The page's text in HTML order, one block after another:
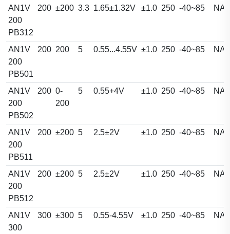
AN1V
200
PB312
200 ±200 3.3 1.65±1.32V ±1.0 250 -40~85 NA
AN1V
200
PB501
200 200 5 0.55...4.55V ±1.0 250 -40~85 NA
AN1V
200
PB502
200 0-
200
5 0.55+4V ±1.0 250 -40~85 NA
AN1V
200
PB511
200 ±200 5 2.5±2V ±1.0 250 -40~85 NA
AN1V
200
PB512
200 ±200 5 2.5±2V ±1.0 250 -40~85 NA
AN1V
300
300 ±300 5 0.55-4.55V ±1.0 250 -40~85 NA